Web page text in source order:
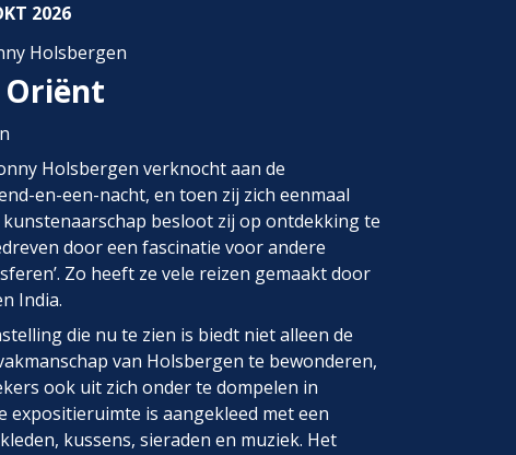
2026
Holsbergen
Oriënt
Holsbergen verknocht aan de
en-een-nacht, en toen zij zich eenmaal
besloot zij op ontdekking te
door een fascinatie voor andere
Zo heeft ze vele reizen gemaakt door
India.
die nu te zien is biedt niet alleen de
van Holsbergen te bewonderen,
ook uit zich onder te dompelen in
expositieruimte is aangekleed met een
kussens, sieraden en muziek. Het